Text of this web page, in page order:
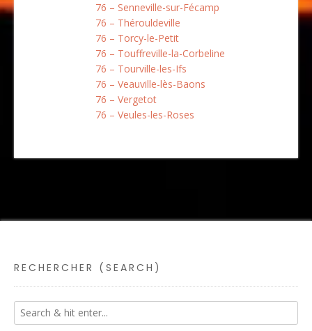
76 – Senneville-sur-Fécamp
76 – Thérouldeville
76 – Torcy-le-Petit
76 – Touffreville-la-Corbeline
76 – Tourville-les-Ifs
76 – Veauville-lès-Baons
76 – Vergetot
76 – Veules-les-Roses
RECHERCHER (SEARCH)